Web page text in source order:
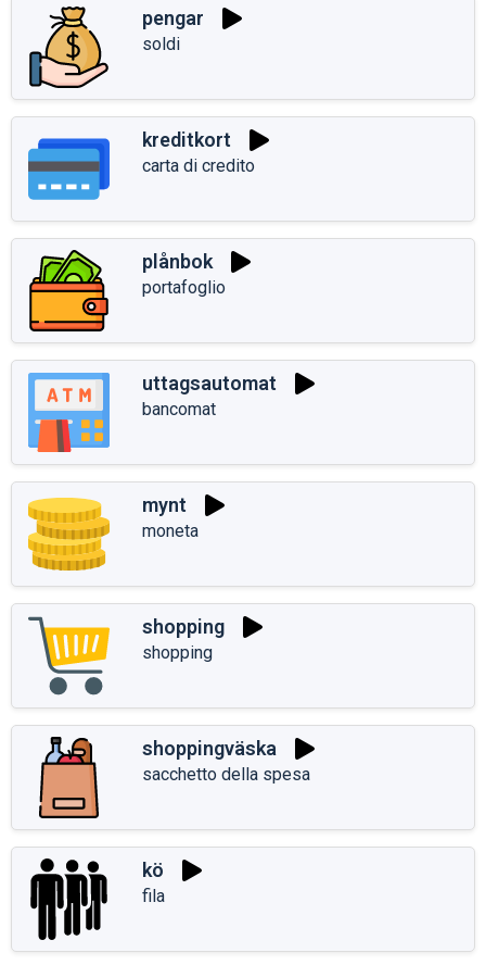
pengar
soldi
kreditkort
carta di credito
plånbok
portafoglio
uttagsautomat
bancomat
mynt
moneta
shopping
shopping
shoppingväska
sacchetto della spesa
kö
fila